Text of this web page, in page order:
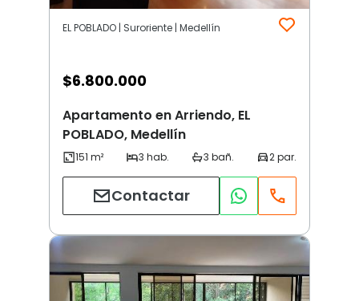
EL POBLADO | Suroriente | Medellín
$6.800.000
Apartamento en Arriendo, EL
POBLADO, Medellín
Contactar